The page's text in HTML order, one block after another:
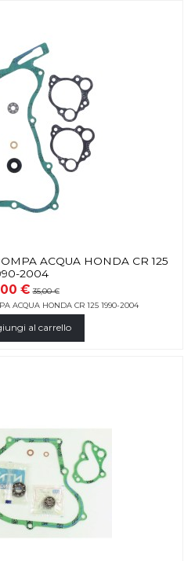
ACQUA HONDA CR 125
2004
€35,00 €
ACQUA HONDA CR 125 1990-2004
al carrello